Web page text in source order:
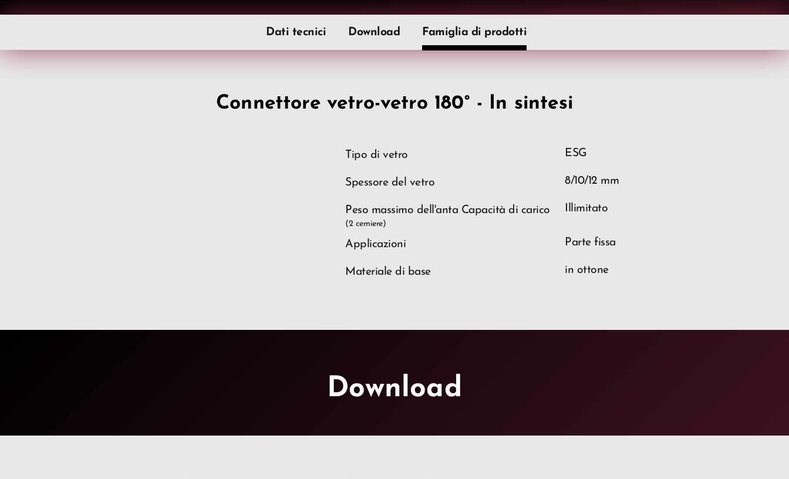
Dati tecnici Download Famiglia di prodotti
Connettore vetro-vetro 180° - In sintesi
Tipo di vetro ESG
Spessore del vetro 8/10/12 mm
Peso massimo dell'anta Capacità di carico
(2 cerniere)
Illimitato
Applicazioni Parte fissa
Materiale di base in ottone
Download